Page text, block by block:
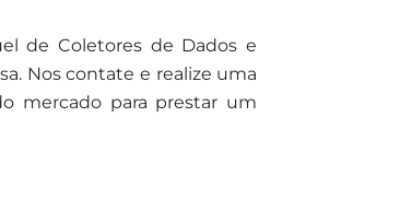
de Coletores de Dados e
Nos contate e realize uma
mercado para prestar um